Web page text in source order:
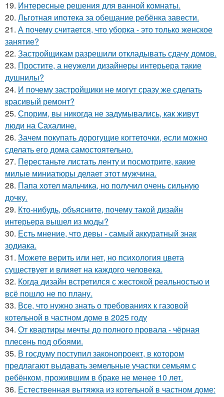
19. Интересные решения для ванной комнаты.
20. Льготная ипотека за обещание ребёнка завести.
21. А почему считается, что уборка - это только женское
занятие?
22. Застройщикам разрешили откладывать сдачу домов.
23. Простите, а неужели дизайнеры интерьера такие
душнилы?
24. И почему застройщики не могут сразу же сделать
красивый ремонт?
25. Спорим, вы никогда не задумывались, как живут
люди на Сахалине.
26. Зачем покупать дорогущие когтеточки, если можно
сделать его дома самостоятельно.
27. Перестаньте листать ленту и посмотрите, какие
милые миниатюры делает этот мужчина.
28. Папа хотел мальчика, но получил очень сильную
дочку.
29. Кто-нибудь, объясните, почему такой дизайн
интерьера вышел из моды?
30. Есть мнение, что девы - самый аккуратный знак
зодиака.
31. Можете верить или нет, но психология цвета
существует и влияет на каждого человека.
32. Когда дизайн встретился с жестокой реальностью и
всё пошло не по плану.
33. Все, что нужно знать о требованиях к газовой
котельной в частном доме в 2025 году
34. От квартиры мечты до полного провала - чёрная
плесень под обоями.
35. В госдуму поступил законопроект, в котором
предлагают выдавать земельные участки семьям с
ребёнком, прожившим в браке не менее 10 лет.
36. Естественная вытяжка из котельной в частном доме: